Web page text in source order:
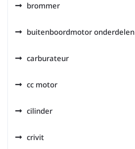
brommer
buitenboordmotor onderdelen
carburateur
cc motor
cilinder
crivit